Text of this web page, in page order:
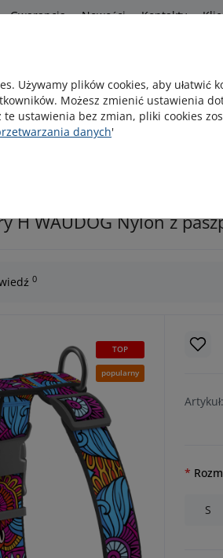
Gwarancja Nowości Kontakty
Szelki
litery H WAUDOG Nylon z paszportem
H WAUDOG Nylon z
0
TOP
popularny
Artykuł:
S
Używamy plików cookies, aby ułatwić
Możesz zmienić ustawienia
ustawienia bez zmian, pliki cookies
danych'